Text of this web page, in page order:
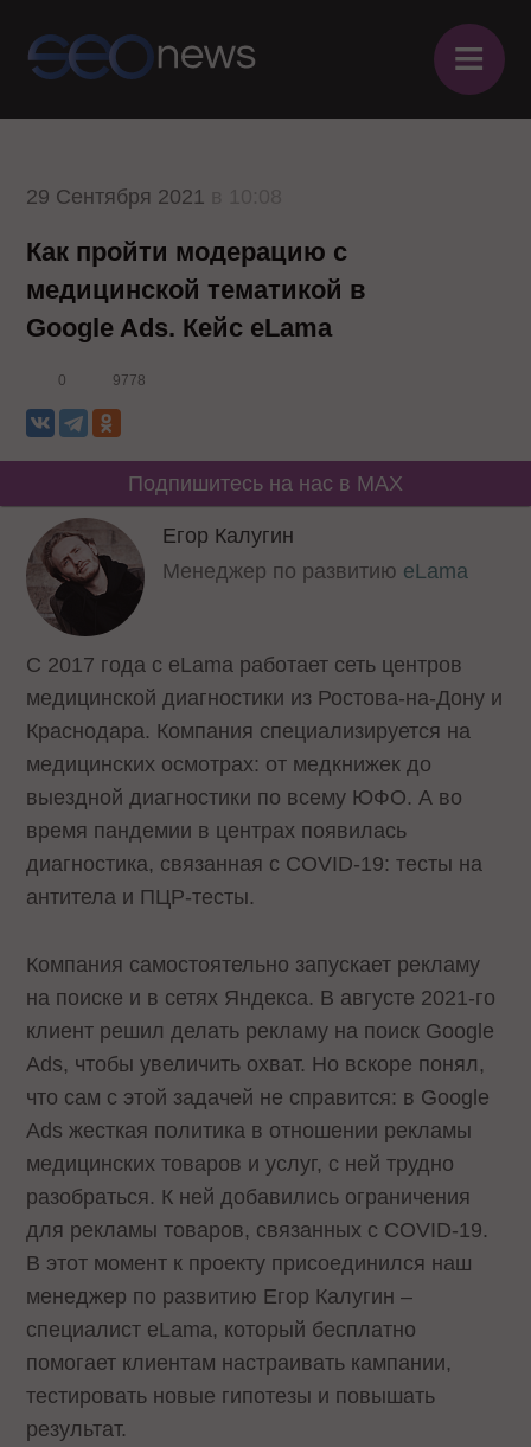
≡
29 Сентября 2021
Как пройти модерацию с
медицинской тематикой в
Google Ads. Кейс eLama
0 9778
Подпишитесь на нас в MAX
Егор Калугин
Менеджер по развитию eLama
С 2017 года с eLama работает сеть центров
медицинской диагностики из Ростова-на-Дону и
Краснодара. Компания специализируется на
медицинских осмотрах: от медкнижек до
выездной диагностики по всему ЮФО. А во
время пандемии в центрах появилась
диагностика, связанная с COVID-19: тесты на
антитела и ПЦР-тесты.
Компания самостоятельно запускает рекламу
на поиске и в сетях Яндекса. В августе 2021-го
клиент решил делать рекламу на поиск Google
Ads, чтобы увеличить охват. Но вскоре понял,
что сам с этой задачей не справится: в Google
Ads жесткая политика в отношении рекламы
медицинских товаров и услуг, с ней трудно
разобраться. К ней добавились ограничения
для рекламы товаров, связанных с COVID-19.
В этот момент к проекту присоединился наш
менеджер по развитию Егор Калугин –
специалист eLama, который бесплатно
помогает клиентам настраивать кампании,
тестировать новые гипотезы и повышать
результат.